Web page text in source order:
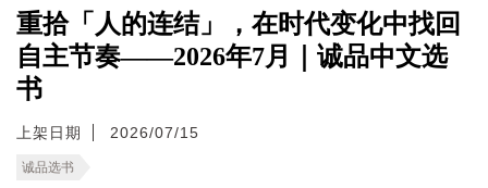
重拾「人的连结」，在时代变化中找回
自主节奏——2026年7月｜诚品中文选
书
上架日期 2026/07/15
诚品选书